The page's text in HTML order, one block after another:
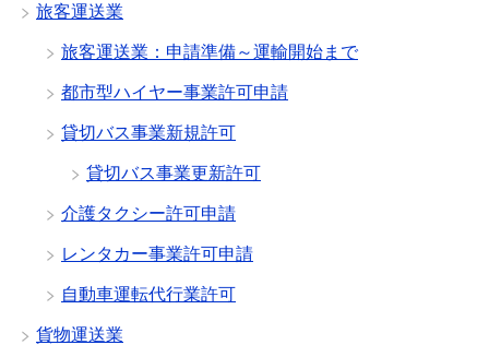
旅客運送業
旅客運送業：申請準備～運輸開始まで
都市型ハイヤー事業許可申請
貸切バス事業新規許可
貸切バス事業更新許可
介護タクシー許可申請
レンタカー事業許可申請
自動車運転代行業許可
貨物運送業